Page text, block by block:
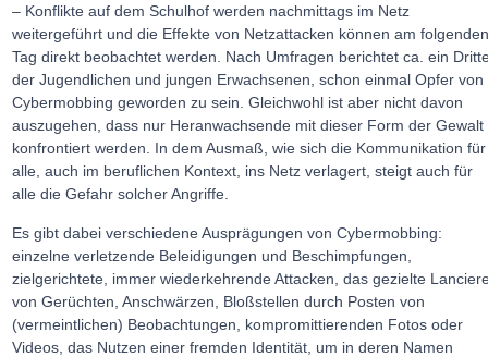
– Konflikte auf dem Schulhof werden nachmittags im Netz
weitergeführt und die Effekte von Netzattacken können am
Tag direkt beobachtet werden. Nach Umfragen berichtet ca. ein
der Jugendlichen und jungen Erwachsenen, schon einmal Opfer von
Cybermobbing geworden zu sein. Gleichwohl ist aber nicht davon
auszugehen, dass nur Heranwachsende mit dieser Form der Gewalt
konfrontiert werden. In dem Ausmaß, wie sich die Kommunikation für
alle, auch im beruflichen Kontext, ins Netz verlagert, steigt auch für
alle die Gefahr solcher Angriffe.
Es gibt dabei verschiedene Ausprägungen von Cybermobbing:
einzelne verletzende Beleidigungen und Beschimpfungen,
zielgerichtete, immer wiederkehrende Attacken, das gezielte
von Gerüchten, Anschwärzen, Bloßstellen durch Posten von
(vermeintlichen) Beobachtungen, kompromittierenden Fotos oder
Videos, das Nutzen einer fremden Identität, um in deren Namen